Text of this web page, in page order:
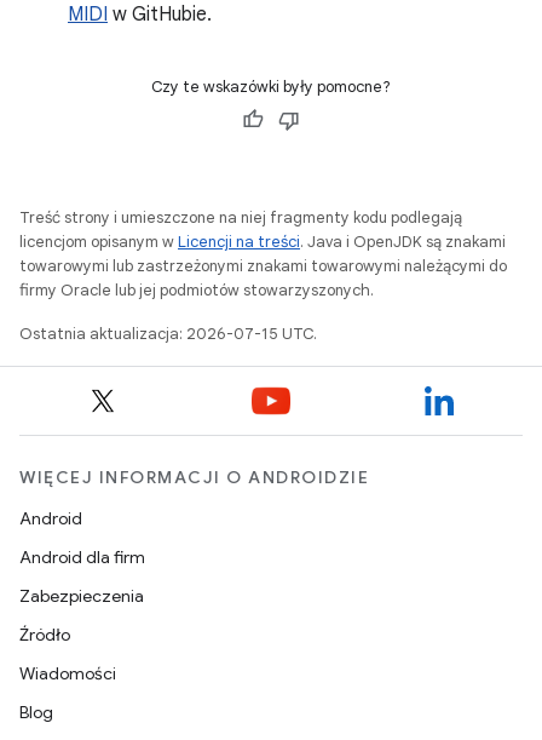
MIDI w GitHubie.
Czy te wskazówki były pomocne?
Treść strony i umieszczone na niej fragmenty kodu podlegają
licencjom opisanym wLicencji na treści. Java i OpenJDK są znakami
towarowymi lub zastrzeżonymi znakami towarowymi należącymi do
firmy Oracle lub jej podmiotów stowarzyszonych.
Ostatnia aktualizacja: 2026-07-15 UTC.
WIĘCEJ INFORMACJI O ANDROIDZIE
Android
Android dla firm
Zabezpieczenia
Źródło
Wiadomości
Blog